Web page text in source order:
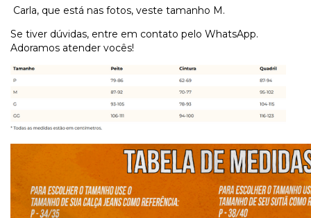
Carla, que está nas fotos, veste tamanho M.
Se tiver dúvidas, entre em contato pelo WhatsApp.
Adoramos atender vocês!